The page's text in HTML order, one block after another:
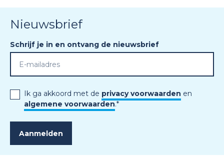
Nieuwsbrief
Schrijf je in en ontvang de nieuwsbrief
Ik ga akkoord met de privacy voorwaarden en
algemene voorwaarden.*